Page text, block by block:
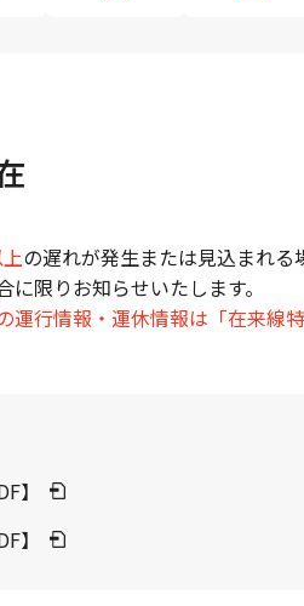
の遅れが発生または見込まれ
限りお知らせいたします。
行情報・運休情報は「在来線
】
】